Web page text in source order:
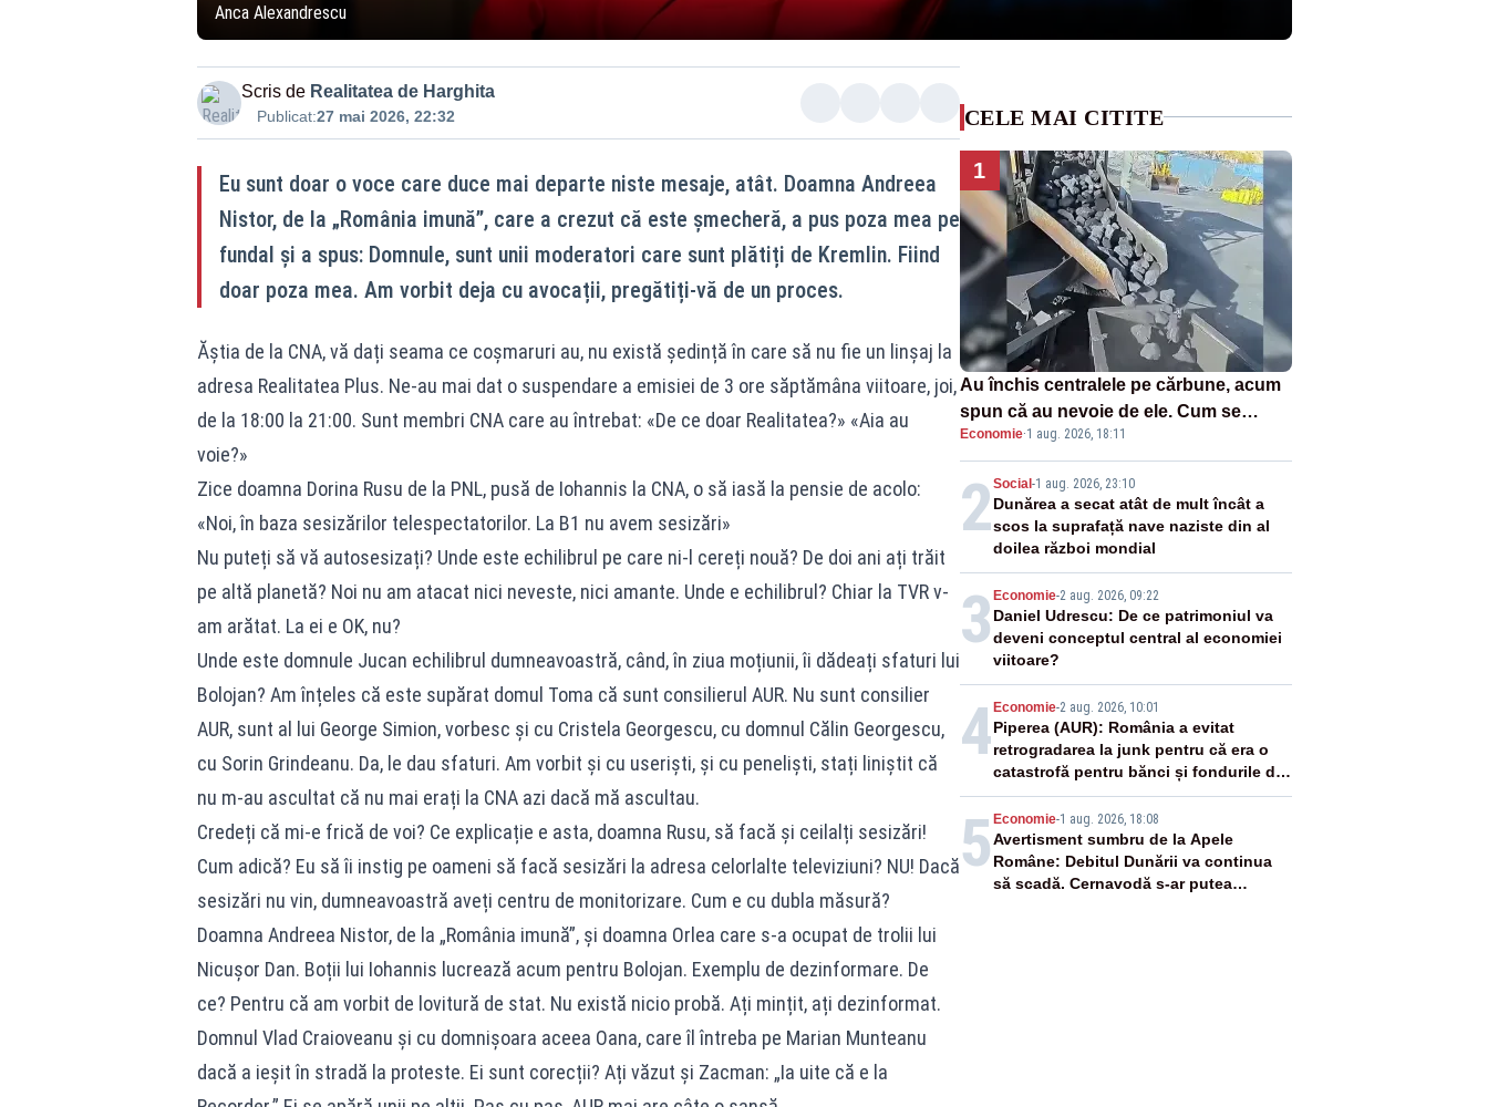
Anca Alexandrescu
Scris de Realitatea de Harghita
Publicat:27 mai 2026, 22:32
Eu sunt doar o voce care duce mai departe niste mesaje, atât. Doamna Andreea
Nistor, de la „România imună”, care a crezut că este șmecheră, a pus poza mea pe
fundal și a spus: Domnule, sunt unii moderatori care sunt plătiți de Kremlin. Fiind
doar poza mea. Am vorbit deja cu avocații, pregătiți-vă de un proces.
Ăștia de la CNA, vă dați seama ce coșmaruri au, nu există ședință în care să nu fie un linșaj la
adresa Realitatea Plus. Ne-au mai dat o suspendare a emisiei de 3 ore săptămâna viitoare, joi,
de la 18:00 la 21:00. Sunt membri CNA care au întrebat: «De ce doar Realitatea?» «Aia au
voie?»
Zice doamna Dorina Rusu de la PNL, pusă de Iohannis la CNA, o să iasă la pensie de acolo:
«Noi, în baza sesizărilor telespectatorilor. La B1 nu avem sesizări»
Nu puteți să vă autosesizați? Unde este echilibrul pe care ni-l cereți nouă? De doi ani ați trăit
pe altă planetă? Noi nu am atacat nici neveste, nici amante. Unde e echilibrul? Chiar la TVR v-
am arătat. La ei e OK, nu?
Unde este domnule Jucan echilibrul dumneavoastră, când, în ziua moțiunii, îi dădeați sfaturi lui
Bolojan? Am înțeles că este supărat domul Toma că sunt consilierul AUR. Nu sunt consilier
AUR, sunt al lui George Simion, vorbesc și cu Cristela Georgescu, cu domnul Călin Georgescu,
cu Sorin Grindeanu. Da, le dau sfaturi. Am vorbit și cu useriști, și cu peneliști, stați liniștit că
nu m-au ascultat că nu mai erați la CNA azi dacă mă ascultau.
Credeți că mi-e frică de voi? Ce explicație e asta, doamna Rusu, să facă și ceilalți sesizări!
Cum adică? Eu să îi instig pe oameni să facă sesizări la adresa celorlalte televiziuni? NU! Dacă
sesizări nu vin, dumneavoastră aveți centru de monitorizare. Cum e cu dubla măsură?
Doamna Andreea Nistor, de la „România imună”, și doamna Orlea care s-a ocupat de trolii lui
Nicușor Dan. Boții lui Iohannis lucrează acum pentru Bolojan. Exemplu de dezinformare. De
ce? Pentru că am vorbit de lovitură de stat. Nu există nicio probă. Ați mințit, ați dezinformat.
Domnul Vlad Craioveanu și cu domnișoara aceea Oana, care îl întreba pe Marian Munteanu
dacă a ieșit în stradă la proteste. Ei sunt corecții? Ați văzut și Zacman: „Ia uite că e la
CELE MAI CITITE
1
Au închis centralele pe cărbune, acum
spun că au nevoie de ele. Cum se
pasează vina în plină criză energetică
Economie·1 aug. 2026, 18:11
2Social-1 aug. 2026, 23:10
Dunărea a secat atât de mult încât a
scos la suprafață nave naziste din al
doilea război mondial
3 Economie-2 aug. 2026, 09:22
Daniel Udrescu: De ce patrimoniul va
deveni conceptul central al economiei
viitoare?
4Economie-2 aug. 2026, 10:01
Piperea (AUR): România a evitat
retrogradarea la junk pentru că era o
catastrofă pentru bănci și fondurile de
pensii
5 Economie-1 aug. 2026, 18:08
Avertisment sumbru de la Apele
Române: Debitul Dunării va continua
să scadă. Cernavodă s-ar putea